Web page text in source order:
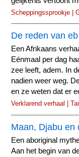
Scheppingssprookje |
De reden van
Een Afrikaans
Eénmaal per dag
zee leeft, adem. In
nadien weer weg.
en ze weten dat er
Verklarend verhaal |
Maan, Djabu en
Een aboriginal
Aan het begin van